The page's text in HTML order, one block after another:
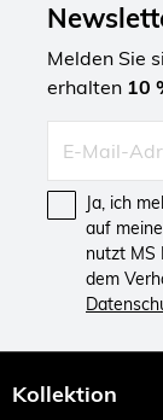
Melden Sie
erhalten 10
Ja, ich
auf
nutzt MS
dem
Kollektion